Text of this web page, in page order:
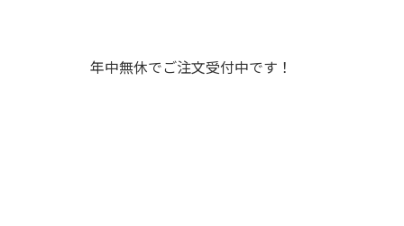
年中無休でご注文受付中です！